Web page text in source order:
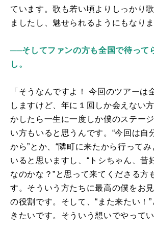
ています。歌も若い頃よりしっかり
ましたし、魅せられるようにもなりま
──そしてファンの方も全国で待って
し。
「そうなんですよ！ 今回のツアーは
しますけど、年に１回しか会えない
かしたら一生に一度しか僕のステー
い方もいると思うんです。“今回は自
から”とか、“隣町に来たから行ってみ
いると思いますし、“トシちゃん、昔
なのかな？”と思って来てくださる方
す。そういう方たちに最高の僕をお
の役割です。そして、“また来たい！
きたいです。そういう想いでやってい